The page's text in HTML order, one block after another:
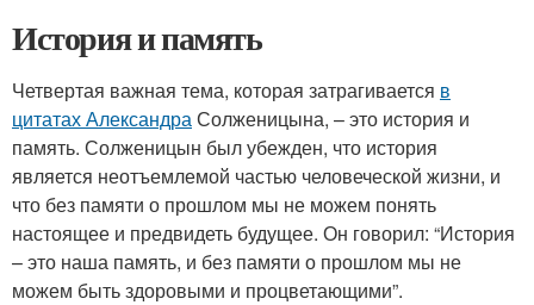
История и память
Четвертая важная тема, которая затрагивается в
цитатах АлександраСолженицына, – это история и
память. Солженицын был убежден, что история
является неотъемлемой частью человеческой жизни, и
что без памяти о прошлом мы не можем понять
настоящее и предвидеть будущее. Он говорил: “История
– это наша память, и без памяти о прошлом мы не
можем быть здоровыми и процветающими”.